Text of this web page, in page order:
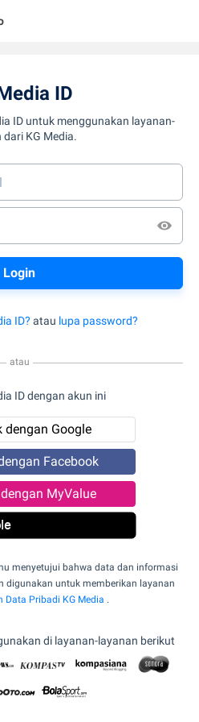
ID
ID untuk menggunakan layanan-
dari KG Media.
ID? atau lupa password?
atau
ID dengan akun ini
dengan Google
Facebook
MyValue
menyetujui bahwa data dan informasi
digunakan untuk memberikan layanan
Data Pribadi KG Media .
di layanan-layanan berikut